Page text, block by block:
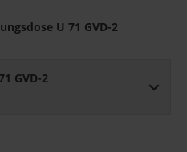
U 71 GVD-2
GVD-2